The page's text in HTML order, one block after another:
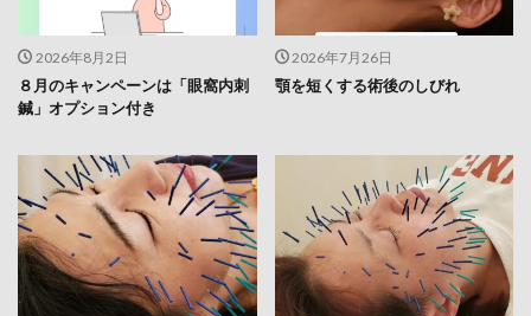
2026年8月2日
８月のキャンペーンは「眼窩内刺
鍼」オプション付き
2026年7月26日
顎を短くする術後のしびれ